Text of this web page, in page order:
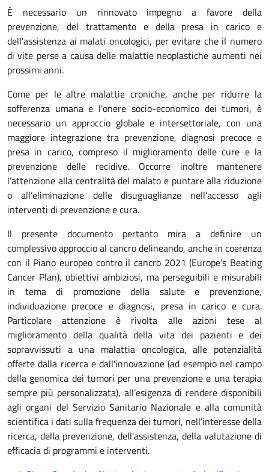
È necessario un rinnovato impegno a favore della
prevenzione, del trattamento e della presa in carico e
dell'assistenza ai malati oncologici, per evitare che il numero
di vite perse a causa delle malattie neoplastiche aumenti nei
prossimi anni.
Come per le altre malattie croniche, anche per ridurre la
sofferenza umana e l'onere socio-economico dei tumori, è
necessario un approccio globale e intersettoriale, con una
maggiore integrazione tra prevenzione, diagnosi precoce e
presa in carico, compreso il miglioramento delle cure e la
prevenzione delle recidive. Occorre inoltre mantenere
l’attenzione alla centralità del malato e puntare alla riduzione
o all’eliminazione delle disuguaglianze nell’accesso agli
interventi di prevenzione e cura.
Il presente documento pertanto mira a definire un
complessivo approccio al cancro delineando, anche in coerenza
con il Piano europeo contro il cancro 2021 (Europe’s Beating
Cancer Plan), obiettivi ambiziosi, ma perseguibili e misurabili
in tema di promozione della salute e prevenzione,
individuazione precoce e diagnosi, presa in carico e cura.
Particolare attenzione è rivolta alle azioni tese al
miglioramento della qualità della vita dei pazienti e dei
sopravvissuti a una malattia oncologica, alle potenzialità
offerte dalla ricerca e dall'innovazione (ad esempio nel campo
della genomica dei tumori per una prevenzione e una terapia
sempre più personalizzata), all’esigenza di rendere disponibili
agli organi del Servizio Sanitario Nazionale e alla comunità
scientifica i dati sulla frequenza dei tumori, nell'interesse della
ricerca, della prevenzione, dell'assistenza, della valutazione di
efficacia di programmi e interventi.